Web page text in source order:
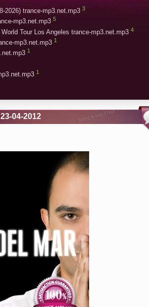
2026) trance-mp3.net.mp3 3
mp3.net.mp3 5
Tour Los Angeles trance-mp3.net.mp3 4
mp3.net.mp3 1
1
1
04-2012